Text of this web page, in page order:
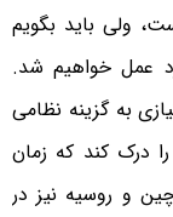
ولی باید بگویم
عمل خواهیم شد.
به گزینه نظامی
درک کند که زمان
و روسیه نیز در